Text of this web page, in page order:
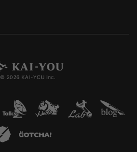
© 2026 KAI-YOU inc.